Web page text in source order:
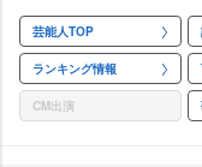
芸能人TOP
ランキング情報
CM出演